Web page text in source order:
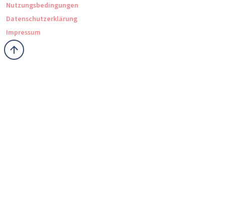
Nutzungsbedingungen
Datenschutzerklärung
Impressum